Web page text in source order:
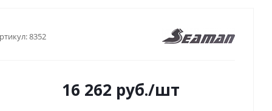
8352
16 262 руб./шт